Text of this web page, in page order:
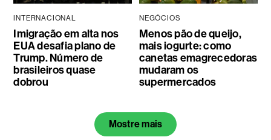
INTERNACIONAL
Imigração em alta nos
EUA desafia plano de
Trump. Número de
brasileiros quase
dobrou
NEGÓCIOS
Menos pão de queijo,
mais iogurte: como
canetas emagrecedoras
mudaram os
supermercados
Mostre mais